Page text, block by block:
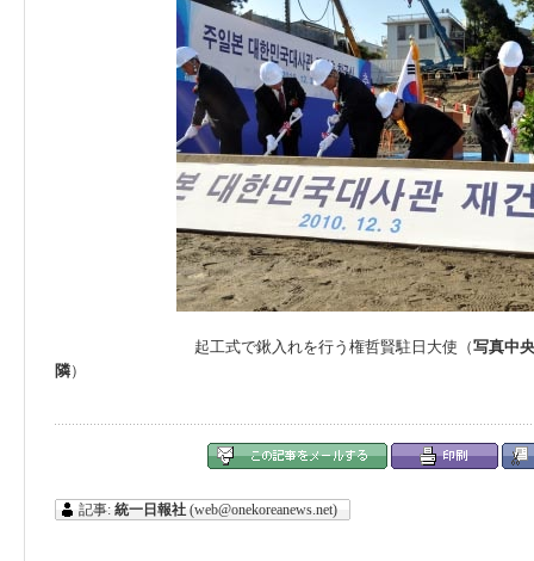
起工式で鍬入れを行う権哲賢駐日大使（写真中央
隣）
記事: 統一日報社 (web@onekoreanews.net)